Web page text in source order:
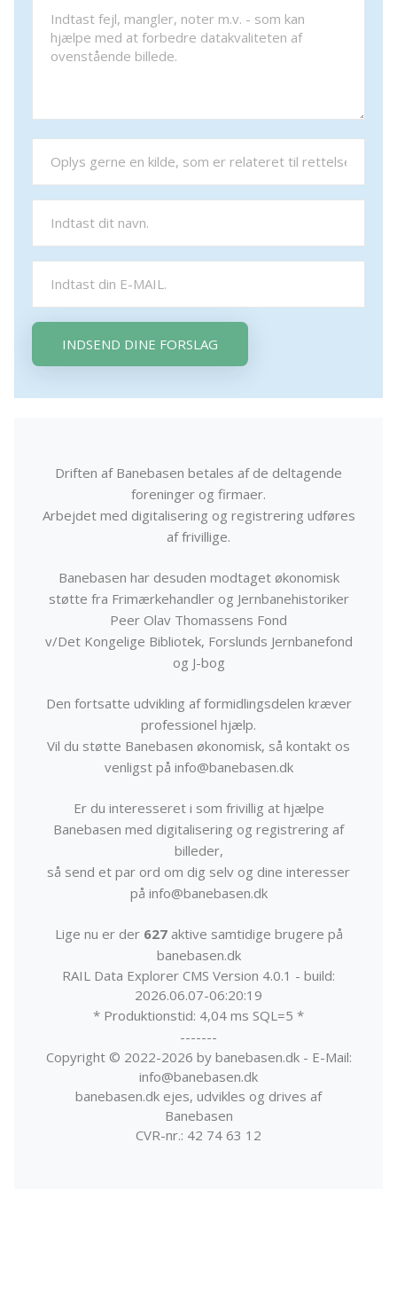
INDSEND DINE FORSLAG
Driften af Banebasen betales af de deltagende
foreninger og firmaer.
Arbejdet med digitalisering og registrering udføres
af frivillige.
Banebasen har desuden modtaget økonomisk
støtte fra Frimærkehandler og Jernbanehistoriker
Peer Olav Thomassens Fond
v/Det Kongelige Bibliotek, Forslunds Jernbanefond
og J-bog
Den fortsatte udvikling af formidlingsdelen kræver
professionel hjælp.
Vil du støtte Banebasen økonomisk, så kontakt os
venligst på info@banebasen.dk
Er du interesseret i som frivillig at hjælpe
Banebasen med digitalisering og registrering af
billeder,
så send et par ord om dig selv og dine interesser
på info@banebasen.dk
Lige nu er der 627aktive samtidige brugere på
banebasen.dk
RAIL Data Explorer CMS Version 4.0.1 - build:
2026.06.07-06:20:19
* Produktionstid: 4,04 ms SQL=5 *
-------
Copyright © 2022-2026 by banebasen.dk - E-Mail:
info@banebasen.dk
banebasen.dk ejes, udvikles og drives af
Banebasen
CVR-nr.: 42 74 63 12